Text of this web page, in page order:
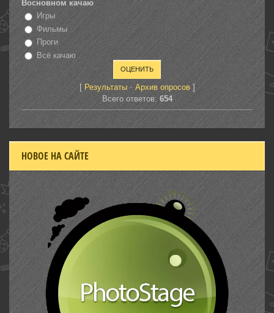
Восновном качаю
Игры
Фильмы
Проги
Всё качаю
[ Результаты· Архив опросов]
Всего ответов: 654
НОВОЕ НА САЙТЕ